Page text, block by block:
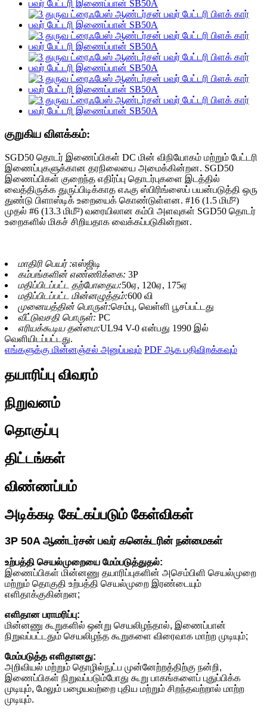
குறுகிய விளக்கம்:
SGD50 தொடர் இணைப்பிகள் DC மின் விநியோகம் மற்றும் பேட்டரி
இணைப்புகளுக்கான தரநிலையை அமைக்கின்றன. SGD50
இணைப்பிகள் குறைந்த எதிர்ப்பு தொடர்புகளை இடத்தில்
வைத்திருக்க துருப்பிடிக்காத எஃகு ஸ்பிரிங்ஸைப் பயன்படுத்தி ஒரு
துண்டு பிளாஸ்டிக் உறையைக் கொண்டுள்ளன. #16 (1.5 மிமீ²)
முதல் #6 (13.3 மிமீ²) வரையிலான கம்பி அளவுகள் SGD50 தொடர்
உறைகளில் மிகச் சிறியதாக வைக்கப்படுகின்றன.
மாதிரி பெயர் :எஸ்ஜிடி
கம்பங்களின் எண்ணிக்கை: 3P
மதிப்பிடப்பட்ட தற்போதைய:50ஏ, 120ஏ, 175ஏ
மதிப்பிடப்பட்ட மின்னழுத்தம்:600 வி
முனையத்தின் பொருள்:செம்பு, வெள்ளி பூசப்பட்டது
வீட்டுவசதி பொருள்: PC
எரியக்கூடிய தன்மை:UL94 V-0 என்பது 1990 இல்
வெளியிடப்பட்டது.
எங்களுக்கு மின்னஞ்சல் அனுப்பவும் PDF ஆக பதிவிறக்கவும்
தயாரிப்பு விவரம்
நிறுவனம்
தொகுப்பு
திட்டங்கள்
விண்ணப்பம்
அடிக்கடி கேட்கப்படும் கேள்விகள்
3P 50A ஆண்டர்சன் பவர் கனெக்டரின் நன்மைகள்
உற்பத்தி செயல்முறையை மேம்படுத்துதல்:
இணைப்பிகள் மின்னணு தயாரிப்புகளின் அசெம்பிளி செயல்முறை
மற்றும் தொகுதி உற்பத்தி செயல்முறை இரண்டையும்
எளிதாக்குகின்றன;
எளிதான பராமரிப்பு:
மின்னணு கூறுகளில் ஒன்று செயலிழந்தால், இணைப்பான்
நிறுவப்பட்டதும் செயலிழந்த கூறுகளை விரைவாக மாற்ற முடியும்;
மேம்படுத்த எளிதானது:
அறிவியல் மற்றும் தொழில்நுட்ப முன்னேற்றத்திற்கு நன்றி,
இணைப்பிகள் நிறுவப்படும்போது கூறு பாகங்களைப் புதுப்பிக்க
முடியும், மேலும் பழையவற்றை புதிய மற்றும் சிறந்தவற்றால் மாற்ற
முடியும்.